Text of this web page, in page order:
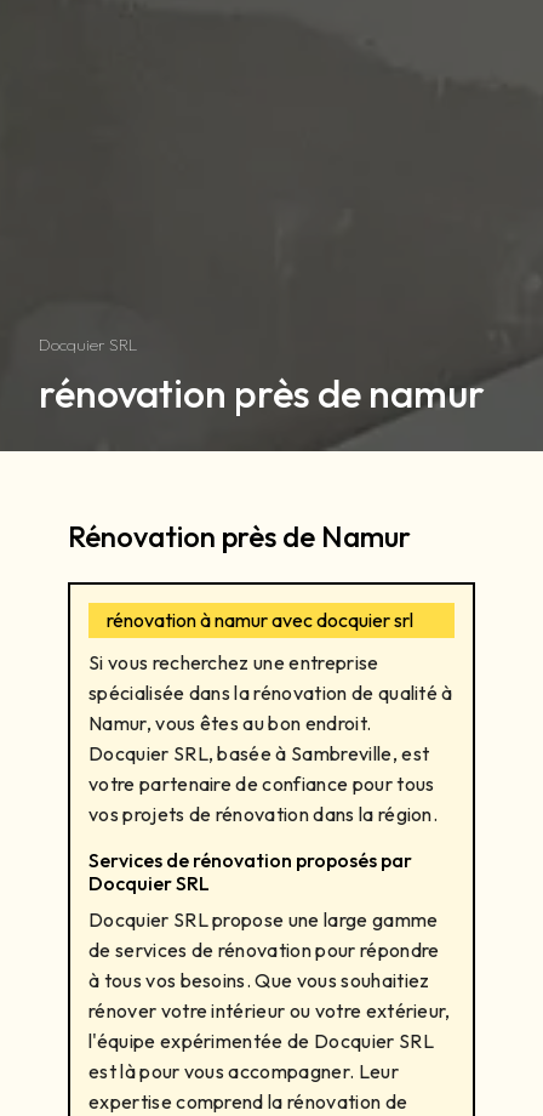
rénovation près de namur
Docquier SRL
Rénovation près de Namur
rénovation à namur avec docquier srl
Si vous recherchez une entreprise
spécialisée dans la rénovation de qualité à
Namur, vous êtes au bon endroit.
Docquier SRL, basée à Sambreville, est
votre partenaire de confiance pour tous
vos projets de rénovation dans la région.
Services de rénovation proposés par
Docquier SRL
Docquier SRL propose une large gamme
de services de rénovation pour répondre
à tous vos besoins. Que vous souhaitiez
rénover votre intérieur ou votre extérieur,
l'équipe expérimentée de Docquier SRL
est là pour vous accompagner. Leur
expertise comprend la rénovation de